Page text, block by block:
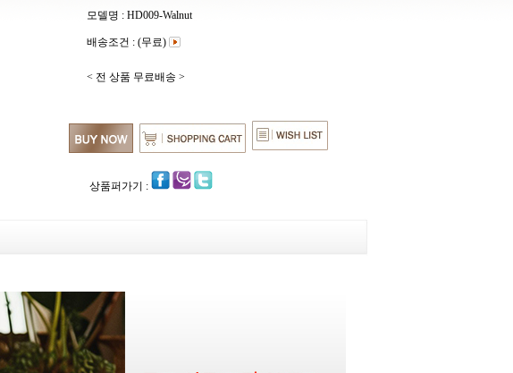
모델명 : HD009-Walnut
배송조건 : (무료)
< 전 상품 무료배송 >
상품퍼가기 :